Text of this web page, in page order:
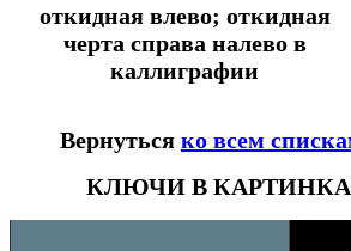
откидная влево; откидная
черта справа налево в
каллиграфии
Вернуться ко всем
КЛЮЧИ В